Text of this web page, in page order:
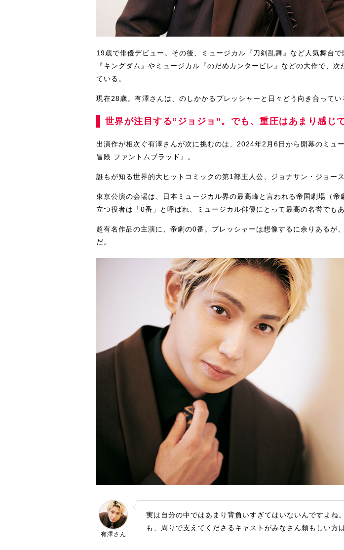
19歳で俳優デビュー。その後、ミュージカル『刀剣乱舞』など人気舞台
『キングダム』やミュージカル『のだめカンタービレ』などの大作で、
ている。
現在28歳。有澤さんは、のしかかるプレッシャーと日々どう向き合ってい
世界が注目する“ジョジョ”。でも、重圧はあまり感じ
出演作が相次ぐ有澤さんが次に挑むのは、2024年2月6日から開幕のミュ
冒険 ファントムブラッド』。
誰もが知る世界的大ヒットコミックの第1部主人公、ジョナサン・ジョース
東京公演の会場は、日本ミュージカル界の最高峰と言われる帝国劇場（帝
立つ役者は「0番」と呼ばれ、ミュージカル俳優にとって最高の名誉でもあ
超有名作品の主演に、帝劇の0番。プレッシャーは想像するに余りあるが
だ。
有澤さん
実は自分の中ではあまり背負いすぎてはいないんですよね
も、周りで支えてくださるキャストがみなさん頼もしい方ば